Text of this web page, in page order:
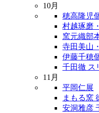
10月
穂高隆児
村越琢磨
窯元織部
寺田美山
伊藤千穂
千田徹 ス
11月
平岡仁展
まもる窯
安洞雅彦